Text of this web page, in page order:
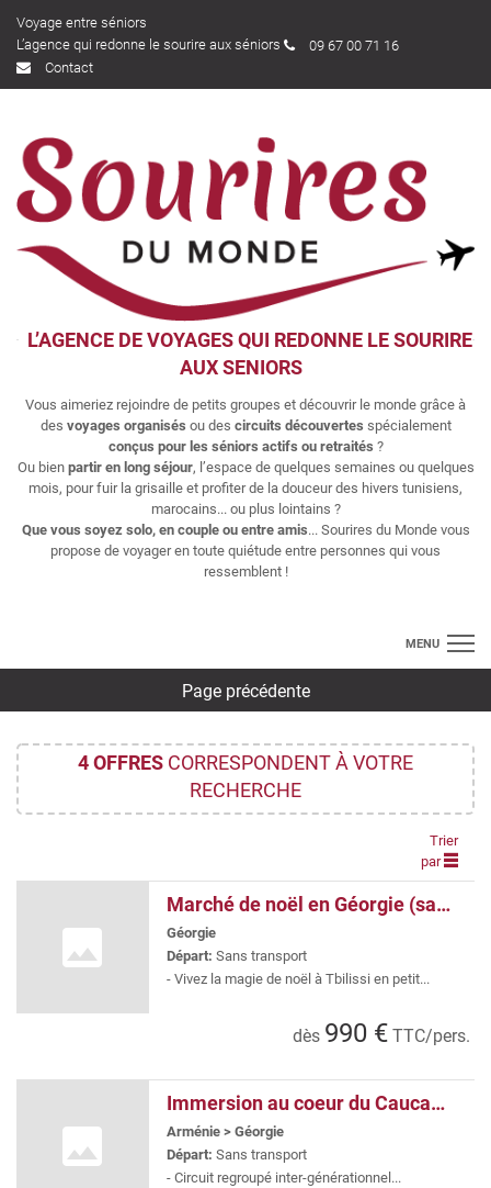
Voyage entre séniors
L’agence qui redonne le sourire aux séniors
09 67 00 71 16
Contact
L’AGENCE DE VOYAGES QUI REDONNE LE SOURIRE
AUX SENIORS
Vous aimeriez rejoindre de petits groupes et découvrir le monde grâce à
des voyages organisés ou des circuits découvertes spécialement
conçus pour les séniors actifs ou retraités ?
Ou bien partir en long séjour, l’espace de quelques semaines ou quelques
mois, pour fuir la grisaille et profiter de la douceur des hivers tunisiens,
marocains... ou plus lointains ?
Que vous soyez solo, en couple ou entre amis... Sourires du Monde vous
propose de voyager en toute quiétude entre personnes qui vous
ressemblent !
MENU
Longs séjours
Page précédente
4OFFRES CORRESPONDENT À VOTRE
RECHERCHE
Trier
par
Marché de noël en Géorgie (sans vols) en regroupé
Géorgie
Départ: Sans transport
- Vivez la magie de noël à Tbilissi en petit...
dès 990 € TTC/pers.
Immersion au coeur du Caucase Arménie & Géorgie (sans vols) en regroupé
Arménie >Géorgie
Départ: Sans transport
- Circuit regroupé inter-générationnel...